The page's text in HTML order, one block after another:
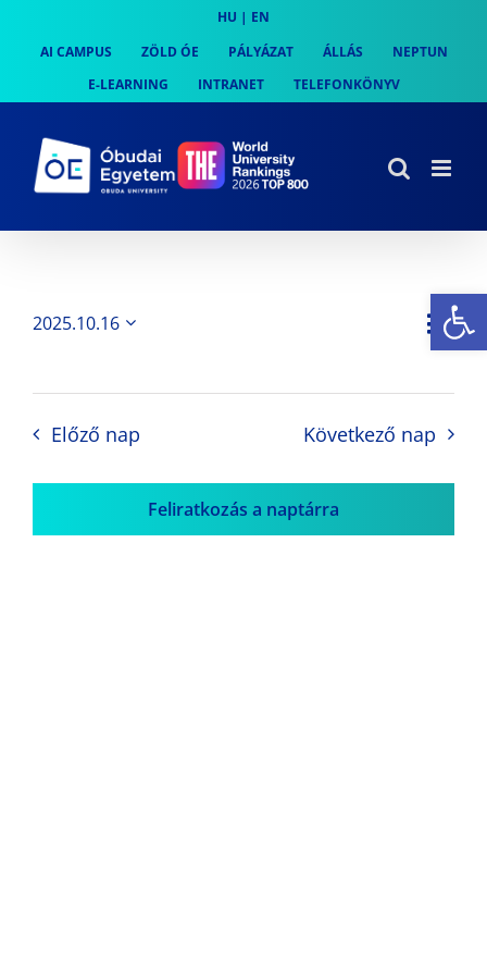
content
HU | EN
AI CAMPUS
ZÖLD ÓE PÁLYÁZAT ÁLLÁS
NEPTUN
E-LEARNING
INTRANET TELEFONKÖNYV
Nap
2025.10.16
Előző nap Következő nap
Feliratkozás a naptárra